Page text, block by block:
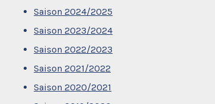
Saison 2024/2025
Saison 2023/2024
Saison 2022/2023
Saison 2021/2022
Saison 2020/2021